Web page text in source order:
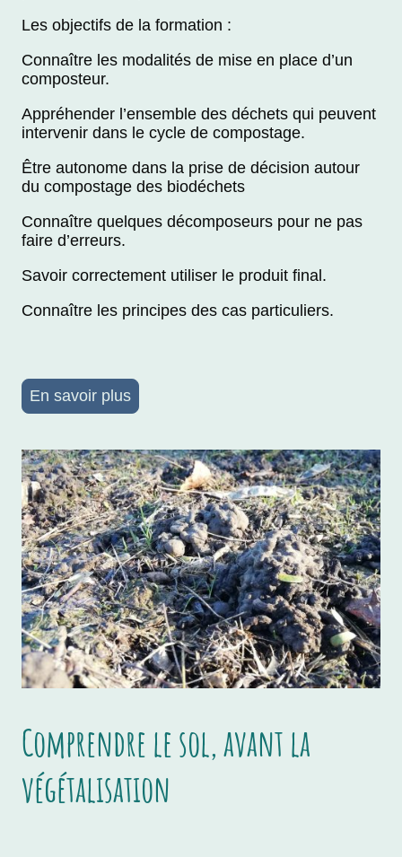
Les objectifs de la formation :
Connaître les modalités de mise en place d’un
composteur.
Appréhender l’ensemble des déchets qui peuvent
intervenir dans le cycle de compostage.
Être autonome dans la prise de décision autour
du compostage des biodéchets
Connaître quelques décomposeurs pour ne pas
faire d’erreurs.
Savoir correctement utiliser le produit final.
Connaître les principes des cas particuliers.
En savoir plus
Comprendre le sol, avant la
végétalisation